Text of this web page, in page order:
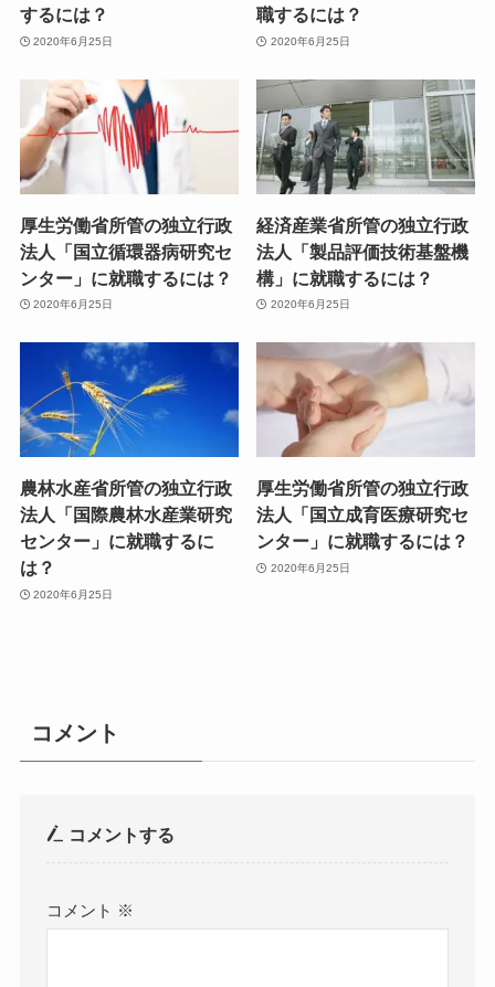
するには？
2020年6月25日
職するには？
2020年6月25日
厚生労働省所管の独立行政
法人「国立循環器病研究セ
ンター」に就職するには？
2020年6月25日
経済産業省所管の独立行政
法人「製品評価技術基盤機
構」に就職するには？
2020年6月25日
農林水産省所管の独立行政
法人「国際農林水産業研究
センター」に就職するに
は？
2020年6月25日
厚生労働省所管の独立行政
法人「国立成育医療研究セ
ンター」に就職するには？
2020年6月25日
コメント
コメントする
コメント ※